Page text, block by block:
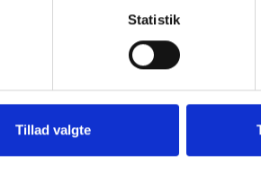
Statistik
Tillad valgte